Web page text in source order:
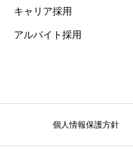
キャリア採用
アルバイト採用
個人情報保護方針